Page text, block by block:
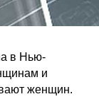
в Нью-
и
женщин.